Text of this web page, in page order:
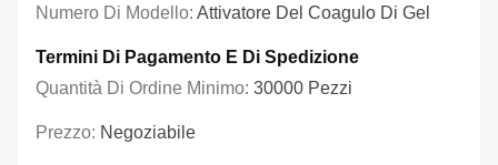
Numero Di Modello: Attivatore Del Coagulo Di Gel
Termini Di Pagamento E Di Spedizione
Quantità Di Ordine Minimo: 30000 Pezzi
Prezzo: Negoziabile